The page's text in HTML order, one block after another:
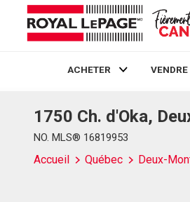
ACHETER VENDRE
1750 Ch. d'Oka,
NO. MLS® 16819953
Accueil Québec Deux-